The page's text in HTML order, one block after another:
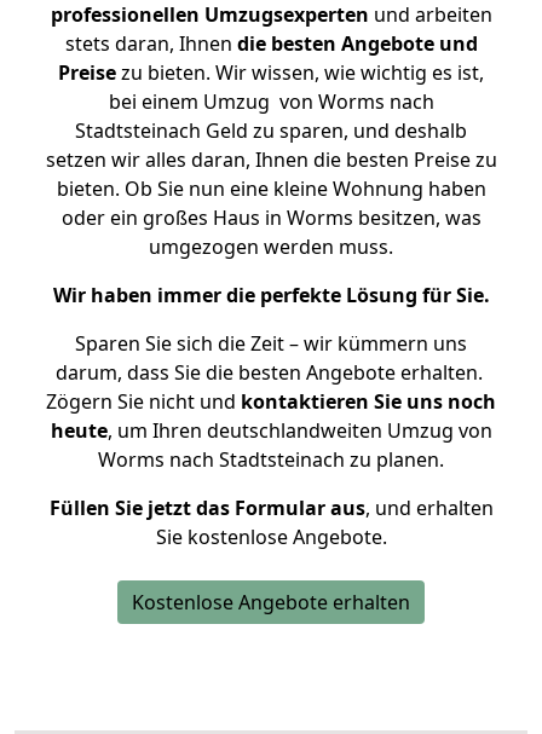
professionellen Umzugsexperten und arbeiten
stets daran, Ihnen die besten Angebote und
Preisezu bieten. Wir wissen, wie wichtig es ist,
bei einem Umzug von Worms nach
Stadtsteinach Geld zu sparen, und deshalb
setzen wir alles daran, Ihnen die besten Preise zu
bieten. Ob Sie nun eine kleine Wohnung haben
oder ein großes Haus in Worms besitzen, was
umgezogen werden muss.
Wir haben immer die perfekte Lösung für Sie.
Sparen Sie sich die Zeit – wir kümmern uns
darum, dass Sie die besten Angebote erhalten.
Zögern Sie nicht und kontaktieren Sie uns noch
heute, um Ihren deutschlandweiten Umzug von
Worms nach Stadtsteinach zu planen.
Füllen Sie jetzt das Formular aus, und erhalten
Sie kostenlose Angebote.
Kostenlose Angebote erhalten